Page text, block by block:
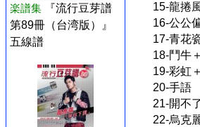
楽譜集
『流行豆芽譜
第89冊（台湾版）』
五線譜
15-龍捲
16-公公
17-青花
18-鬥牛
19-彩虹
20-手語
21-開不
22-烏克